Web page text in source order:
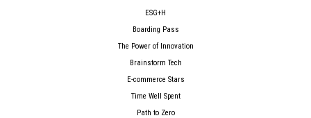
ESG+H
Boarding Pass
The Power of Innovation
Brainstorm Tech
E-commerce Stars
Time Well Spent
Path to Zero